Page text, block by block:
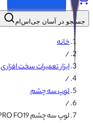
جستجو در آسان جی‌اس‌ام
خانه
/
ابزار تعمیرات سخت افزاری
/
لوپ سه چشم
/
لوپ سه چشم RF4 6565 PRO FO19